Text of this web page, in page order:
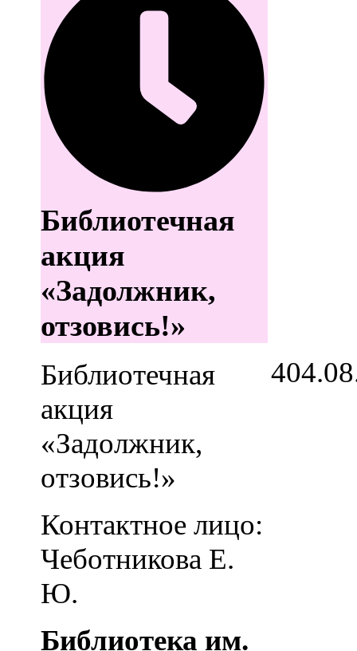
Библиотечная
акция
«Задолжник,
отзовись!»
Библиотечная
акция
«Задолжник,
отзовись!»
Контактное лицо:
Чеботникова Е.
Ю.
Библиотека им.
4